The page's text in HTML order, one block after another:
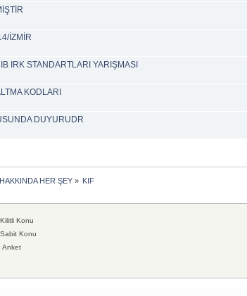
İZMİR
IRK STANDARTLARI YARIŞMASI
KODLARI
DUYURUDR
HER ŞEY» KIF
Kilitli Konu
Sabit Konu
Anket